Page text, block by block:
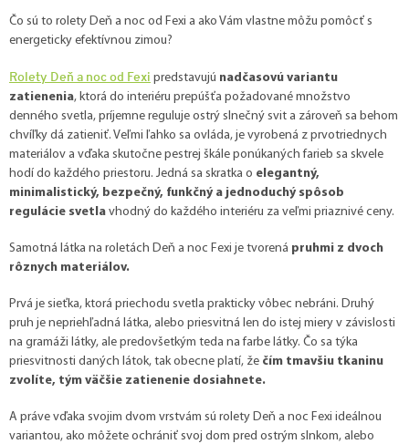
Čo sú to rolety Deň a noc od Fexi a ako Vám vlastne môžu pomôcť s
energeticky efektívnou zimou?
Rolety Deň a noc od Fexi predstavujú nadčasovú variantu
zatienenia, ktorá do interiéru prepúšťa požadované množstvo
denného svetla, príjemne reguluje ostrý slnečný svit a zároveň sa behom
chvíľky dá zatieniť. Veľmi ľahko sa ovláda, je vyrobená z prvotriednych
materiálov a vďaka skutočne pestrej škále ponúkaných farieb sa skvele
hodí do každého priestoru. Jedná sa skratka o elegantný,
minimalistický, bezpečný, funkčný a jednoduchý spôsob
regulácie svetla vhodný do každého interiéru za veľmi priaznivé ceny.
Samotná látka na roletách Deň a noc Fexi je tvorená pruhmi z dvoch
rôznych materiálov.
Prvá je sieťka, ktorá priechodu svetla prakticky vôbec nebráni. Druhý
pruh je nepriehľadná látka, alebo priesvitná len do istej miery v závislosti
na gramáži látky, ale predovšetkým teda na farbe látky. Čo sa týka
priesvitnosti daných látok, tak obecne platí, že čím tmavšiu tkaninu
zvolíte, tým väčšie zatienenie dosiahnete.
A práve vďaka svojim dvom vrstvám sú rolety Deň a noc Fexi ideálnou
variantou, ako môžete ochrániť svoj dom pred ostrým slnkom, alebo